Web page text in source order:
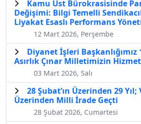
Kamu Üst Bürokrasisinde
Değişimi: Bilgi Temelli
Liyakat Esaslı Performans
12 Mart 2026, Perşembe
Diyanet İşleri Başkanlığımız
Asırlık Çınar Milletimizin
03 Mart 2026, Salı
28 Şubat’ın Üzerinden 29
Üzerinden Milli İrade Geçti
28 Şubat 2026, Cumartesi